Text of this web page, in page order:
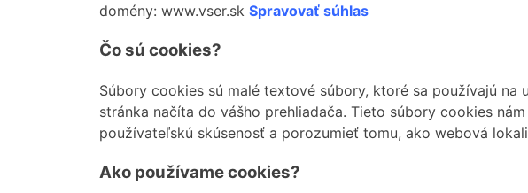
domény: www.vser.sk Spravovať súhlas
Čo sú cookies?
Súbory cookies sú malé textové súbory, ktoré sa používajú
stránka načíta do vášho prehliadača. Tieto súbory cookies
používateľskú skúsenosť a porozumieť tomu, ako webová
Ako používame cookies?